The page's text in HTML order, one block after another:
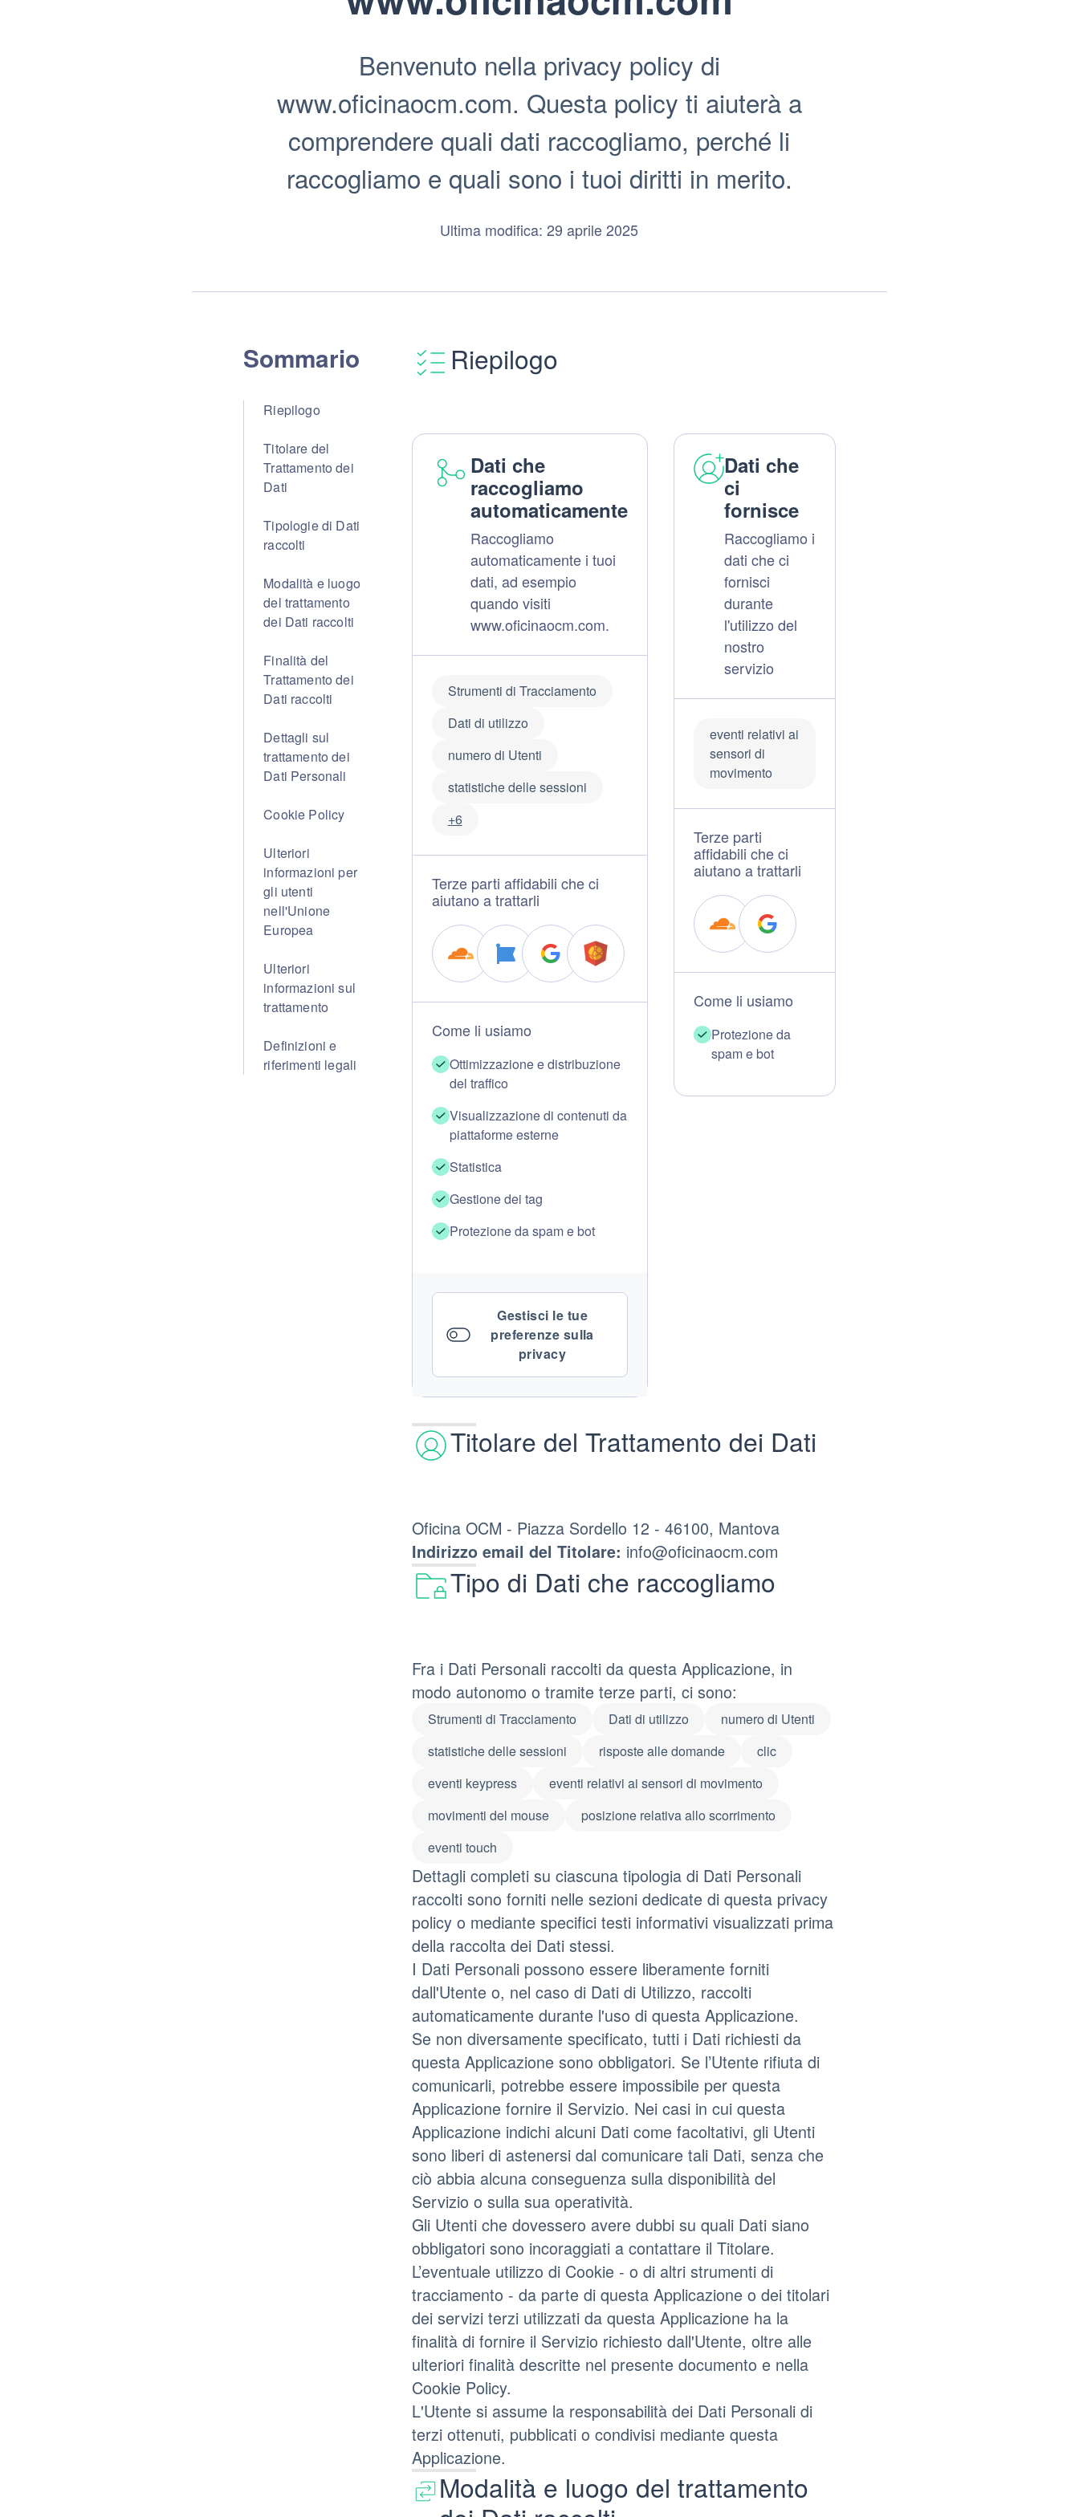
Benvenuto nella privacy policy di
www.oficinaocm.com. Questa policy ti aiuterà a
comprendere quali dati raccogliamo, perché li
raccogliamo e quali sono i tuoi diritti in merito.
Ultima modifica: 29 aprile 2025
Sommario
Riepilogo
Titolare del
Trattamento dei
Dati
Tipologie di Dati
raccolti
Modalità e luogo
del trattamento
dei Dati raccolti
Finalità del
Trattamento dei
Dati raccolti
Dettagli sul
trattamento dei
Dati Personali
Cookie Policy
Ulteriori
informazioni per
gli utenti
nell'Unione
Europea
Ulteriori
informazioni sul
trattamento
Definizioni e
riferimenti legali
Riepilogo
Dati che
raccogliamo
automaticamente
Raccogliamo
automaticamente i tuoi
dati, ad esempio
quando visiti
www.oficinaocm.com.
Strumenti di Tracciamento
Dati di utilizzo
numero di Utenti
statistiche delle sessioni
+6
Terze parti affidabili che ci
aiutano a trattarli
Come li usiamo
Ottimizzazione e distribuzione
del traffico
Visualizzazione di contenuti da
piattaforme esterne
Statistica
Gestione dei tag
Protezione da spam e bot
Gestisci le tue
preferenze sulla
privacy
Dati che
ci
fornisce
Raccogliamo i
dati che ci
fornisci
durante
l'utilizzo del
nostro
servizio
eventi relativi ai
sensori di
movimento
Terze parti
affidabili che ci
aiutano a trattarli
Come li usiamo
Protezione da
spam e bot
Titolare del Trattamento dei Dati
Oficina OCM - Piazza Sordello 12 - 46100, Mantova
Indirizzo email del Titolare: info@oficinaocm.com
Tipo di Dati che raccogliamo
Fra i Dati Personali raccolti da questa Applicazione, in
modo autonomo o tramite terze parti, ci sono:
Strumenti di Tracciamento Dati di utilizzo
numero di Utenti
statistiche delle sessioni
risposte alle domande
clic
eventi keypress
eventi relativi ai sensori di movimento
movimenti del mouse
posizione relativa allo scorrimento
eventi touch
Dettagli completi su ciascuna tipologia di Dati Personali
raccolti sono forniti nelle sezioni dedicate di questa privacy
policy o mediante specifici testi informativi visualizzati prima
della raccolta dei Dati stessi.
I Dati Personali possono essere liberamente forniti
dall'Utente o, nel caso di Dati di Utilizzo, raccolti
automaticamente durante l'uso di questa Applicazione.
Se non diversamente specificato, tutti i Dati richiesti da
questa Applicazione sono obbligatori. Se l’Utente rifiuta di
comunicarli, potrebbe essere impossibile per questa
Applicazione fornire il Servizio. Nei casi in cui questa
Applicazione indichi alcuni Dati come facoltativi, gli Utenti
sono liberi di astenersi dal comunicare tali Dati, senza che
ciò abbia alcuna conseguenza sulla disponibilità del
Servizio o sulla sua operatività.
Gli Utenti che dovessero avere dubbi su quali Dati siano
obbligatori sono incoraggiati a contattare il Titolare.
L’eventuale utilizzo di Cookie - o di altri strumenti di
tracciamento - da parte di questa Applicazione o dei titolari
dei servizi terzi utilizzati da questa Applicazione ha la
finalità di fornire il Servizio richiesto dall'Utente, oltre alle
ulteriori finalità descritte nel presente documento e nella
Cookie Policy.
L'Utente si assume la responsabilità dei Dati Personali di
terzi ottenuti, pubblicati o condivisi mediante questa
Applicazione.
Modalità e luogo del trattamento